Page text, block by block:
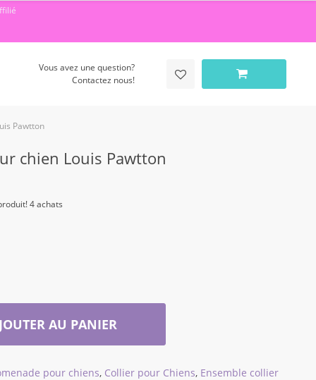
Vous avez une question?
Contactez nous!
Pawtton
chien Louis Pawtton
4 achats
AU PANIER
pour chiens, Collier pour Chiens, Ensemble collier